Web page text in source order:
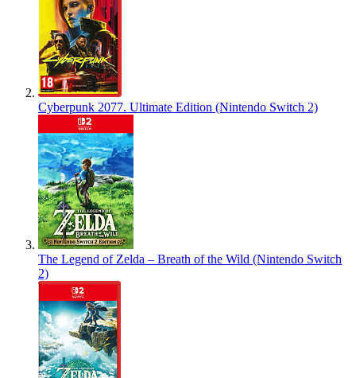
Cyberpunk 2077. Ultimate Edition (Nintendo Switch 2)
The Legend of Zelda – Breath of the Wild (Nintendo Switch
2)